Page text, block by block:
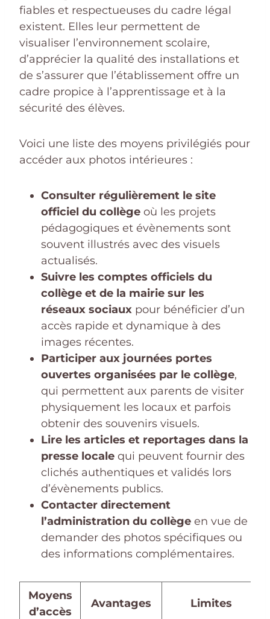
fiables et respectueuses du cadre légal
existent. Elles leur permettent de
visualiser l’environnement scolaire,
d’apprécier la qualité des installations et
de s’assurer que l’établissement offre un
cadre propice à l’apprentissage et à la
sécurité des élèves.
Voici une liste des moyens privilégiés pour
accéder aux photos intérieures :
Consulter régulièrement le site
officiel du collège où les projets
pédagogiques et évènements sont
souvent illustrés avec des visuels
actualisés.
Suivre les comptes officiels du
collège et de la mairie sur les
réseaux sociaux pour bénéficier d’un
accès rapide et dynamique à des
images récentes.
Participer aux journées portes
ouvertes organisées par le collège,
qui permettent aux parents de visiter
physiquement les locaux et parfois
obtenir des souvenirs visuels.
Lire les articles et reportages dans la
presse locale qui peuvent fournir des
clichés authentiques et validés lors
d’évènements publics.
Contacter directement
l’administration du collège en vue de
demander des photos spécifiques ou
des informations complémentaires.
Moyens
d’accès
Avantages Limites